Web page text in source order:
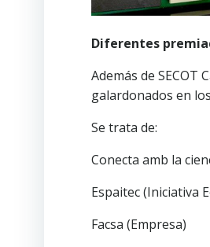
Diferentes
Además de
galardonados en
Se trata de:
Conecta amb la
Espaitec (Iniciativa
Facsa (Empresa)